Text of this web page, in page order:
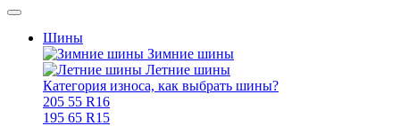
Шины
Зимние шины
Летние шины
Категория износа, как выбрать шины?
205 55 R16
195 65 R15